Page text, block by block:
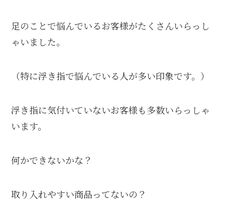
足のことで悩んでいるお客様がたくさんいらっし
ゃいました。
（特に浮き指で悩んでいる人が多い印象です。）
浮き指に気付いていないお客様も多数いらっしゃ
います。
何かできないかな？
取り入れやすい商品ってないの？